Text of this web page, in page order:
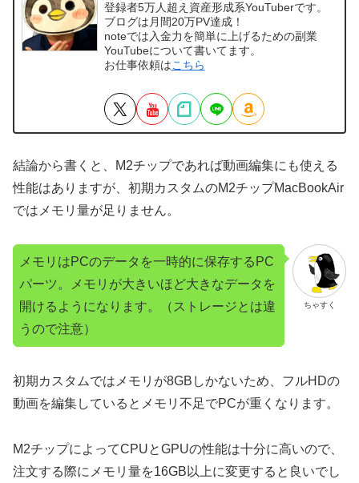
登録者5万人超え資産形成系YouTuberです。
ブログは月間20万PV達成！
noteでは入金力を簡単に上げるための副業
YouTubeについて書いてます。
お仕事依頼はこちら
結論から書くと、M2チップであれば動画編集にも使える
性能はありますが、初期カスタムのM2チップMacBookAir
ではメモリ量が足りません。
ちゃすく
メモリはPCのデータを一時的に保存するPC
パーツ。メモリが大きいほど大きなデータを
開けるようになります。（ストレージとは違
うので注意）
初期カスタムではメモリが8GBしかないため、フルHDの
動画を編集しているとメモリ不足でPCが重くなります。
M2チップによってCPUとGPUの性能は十分に高いので、
注文する際にメモリ量を16GB以上に変更すると良いでし